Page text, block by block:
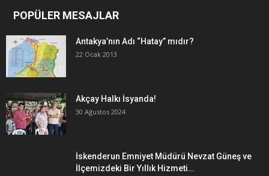
POPÜLER MESAJLAR
Antakya’nın Adı “Hatay” mıdır?
22 Ocak 2013
Akçay Halkı İsyanda!
30 Ağustos 2024
İskenderun Emniyet Müdürü Nevzat Güneş ve
İlçemizdeki Bir Yıllık Hizmeti…